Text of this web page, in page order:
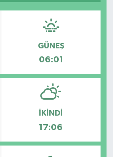
GÜNEŞ
06:01
İKINDI
17:06